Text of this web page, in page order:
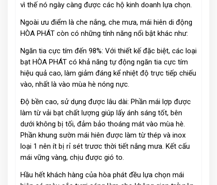
vì thế nó ngày càng được các hộ kinh doanh lựa chọn.
Ngoài ưu điểm là che nắng, che mưa, mái hiên di động
HÒA PHÁT còn có những tính năng nổi bật khác như:
Ngăn tia cực tím đến 98%: Với thiết kế đặc biệt, các loại
bạt HÒA PHÁT có khả năng tự động ngăn tia cực tím
hiệu quả cao, làm giảm đáng kể nhiệt độ trực tiếp chiếu
vào, nhất là vào mùa hè nóng nực.
Độ bền cao, sử dụng được lâu dài: Phần mái lợp được
làm từ vải bạt chất lượng giúp lấy ánh sáng tốt, bên
dưới không bị tối, đảm bảo thoáng mát vào mùa hè.
Phần khung sườn mái hiên được làm từ thép và inox
loại 1 nên ít bị rỉ sét trươc thời tiết nắng mưa. Kết cấu
mái vững vàng, chịu được gió to.
Hầu hết khách hàng của hòa phát đều lựa chọn mái